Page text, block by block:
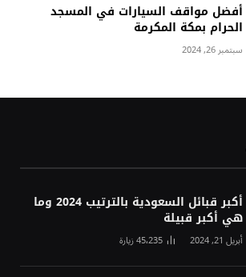
أفضل مواقف السيارات في المسجد
الحرام بمكة المكرمة
سبتمبر 26, 2024
أكبر قبائل السعودية بالترتيب 2024 وما
هي أكبر قبيلة
أبريل 21, 2024 45٬235زيارة